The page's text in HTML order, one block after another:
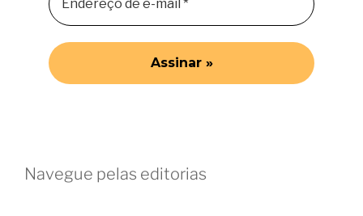
Navegue pelas editorias